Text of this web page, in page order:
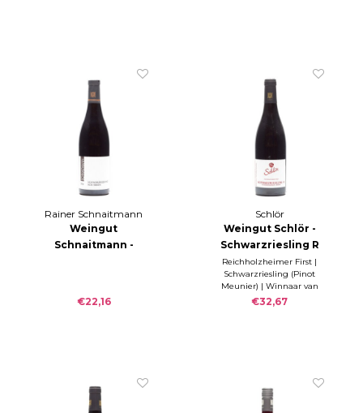
Rainer Schnaitmann
Weingut
Schnaitmann -
€22,16
Schlör
Weingut Schlör -
Schwarzriesling R
Reicholzheimer
First 2023
Reichholzheimer First |
Schwarzriesling (Pinot
Meunier) | Winnaar van
het PERSWIJN
Wijnconcours Duitsland
€32,67